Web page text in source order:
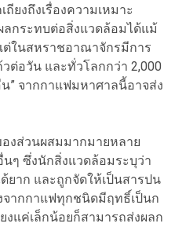
ยงถึงเรื่องความเหมาะ
ลกระทบต่อสิ่งแวดล้อมได้แม้
ต่ในสหราชอาณาจักรมีการ
ต่อวัน และทั่วโลกกว่า 2,000
” จากกาแฟมหาศาลนี้อาจส่ง
งส่วนผสมมากมายหลาย
ๆ ซึ่งนักสิ่งแวดล้อมระบุว่า
ยาก และถูกจัดให้เป็นสารปน
จากกาแฟทุกชนิดมีฤทธิ์เป็นก
งแค่เล็กน้อยก็สามารถส่งผลก